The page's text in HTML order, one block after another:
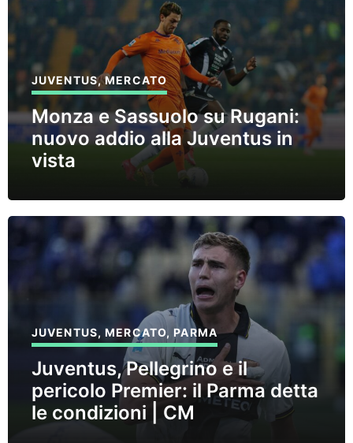
JUVENTUS,MERCATO
Monza e Sassuolo su Rugani:
nuovo addio alla Juventus in
vista
JUVENTUS,MERCATO,PARMA
Juventus, Pellegrino e il
pericolo Premier: il Parma detta
le condizioni | CM